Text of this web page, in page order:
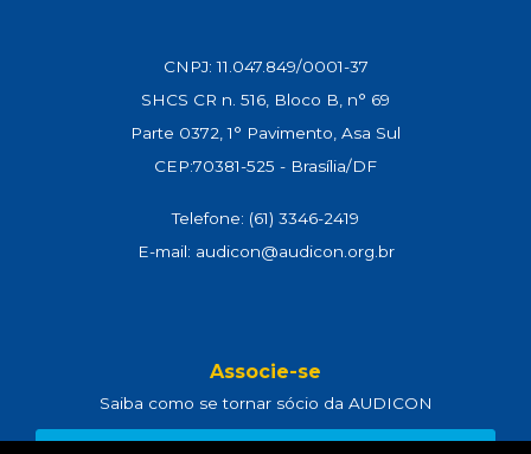
CNPJ: 11.047.849/0001-37
SHCS CR n. 516, Bloco B, n° 69
Parte 0372, 1° Pavimento, Asa Sul
CEP:70381-525 - Brasília/DF
Telefone: (61) 3346-2419
E-mail: audicon@audicon.org.br
Associe-se
Saiba como se tornar sócio da AUDICON